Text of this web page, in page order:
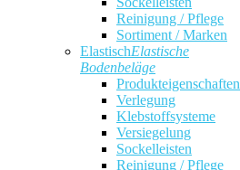
Reinigung / Pflege
Sortiment / Marken
ElastischElastische
Bodenbeläge
Produkteigenschaften
Verlegung
Klebstoffsysteme
Versiegelung
Sockelleisten
Reinigung / Pflege